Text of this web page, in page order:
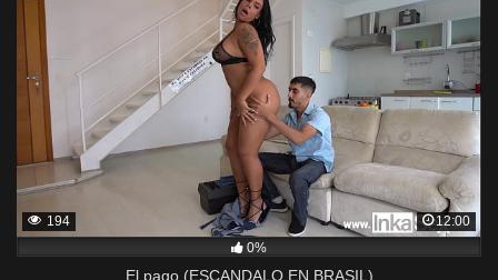
194
12:00
0%
El pago (ESCANDALO EN BRASIL)